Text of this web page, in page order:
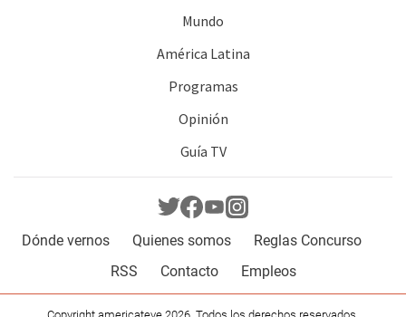
Mundo
América Latina
Programas
Opinión
Guía TV
Dónde vernos Quienes somos
Reglas Concurso
RSS
Contacto Empleos